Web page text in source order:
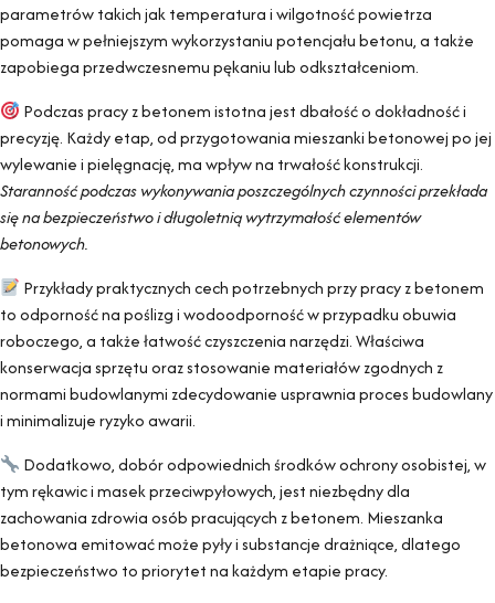
parametrów takich jak temperatura i wilgotność powietrza
pomaga w pełniejszym wykorzystaniu potencjału betonu, a także
zapobiega przedwczesnemu pękaniu lub odkształceniom.
Podczas pracy z betonem istotna jest dbałość o dokładność i
precyzję. Każdy etap, od przygotowania mieszanki betonowej po jej
wylewanie i pielęgnację, ma wpływ na trwałość konstrukcji.
Staranność podczas wykonywania poszczególnych czynności przekłada
się na bezpieczeństwo i długoletnią wytrzymałość elementów
betonowych.
Przykłady praktycznych cech potrzebnych przy pracy z betonem
to odporność na poślizg i wodoodporność w przypadku obuwia
roboczego, a także łatwość czyszczenia narzędzi. Właściwa
konserwacja sprzętu oraz stosowanie materiałów zgodnych z
normami budowlanymi zdecydowanie usprawnia proces budowlany
i minimalizuje ryzyko awarii.
Dodatkowo, dobór odpowiednich środków ochrony osobistej, w
tym rękawic i masek przeciwpyłowych, jest niezbędny dla
zachowania zdrowia osób pracujących z betonem. Mieszanka
betonowa emitować może pyły i substancje drażniące, dlatego
bezpieczeństwo to priorytet na każdym etapie pracy.